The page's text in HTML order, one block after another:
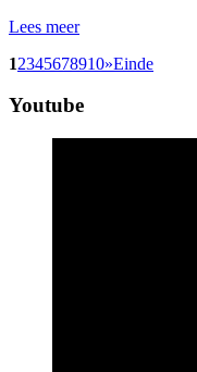
Lees meer
12345678910»Einde
Youtube